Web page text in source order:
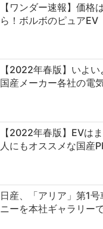
【ワンダー速報】価格
ら！ボルボのピュア
【2022年春版】いよ
国産メーカー各社の電
【2022年春版】EVは
人にもオススメな国産
日産、「アリア」第1
ニーを本社ギャラリー